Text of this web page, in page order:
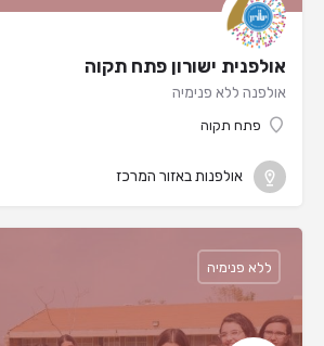
אולפנית ישורון פתח תקוה
אולפנה ללא פנימיה
פתח תקוה
אולפנות באזור המרכז
ללא פנימיה